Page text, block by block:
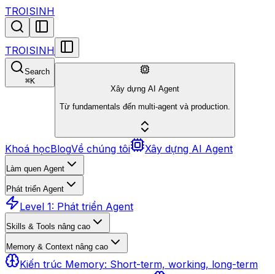
TROISINH
TROISINH
Search
⌘K
Xây dựng AI Agent
Từ fundamentals đến multi-agent và production.
Khoá họcBlogVề chúng tôi Xây dựng AI Agent
Làm quen Agent
Phát triển Agent
Level 1: Phát triển Agent
Skills & Tools nâng cao
Memory & Context nâng cao
Kiến trúc Memory: Short-term, working, long-term